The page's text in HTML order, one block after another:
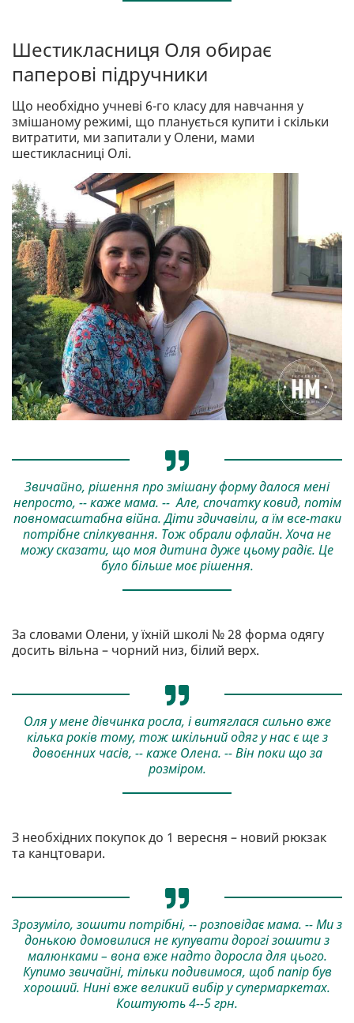
Шестикласниця Оля обирає
паперові підручники
Що необхідно учневі 6-го класу для навчання у
змішаному режимі, що планується купити і скільки
витратити, ми запитали у Олени, мами
шестикласниці Олі.
Звичайно, рішення про змішану форму далося мені
непросто, -- каже мама. -- Але, спочатку ковид, потім
повномасштабна війна. Діти здичавіли, а їм все-таки
потрібне спілкування. Тож обрали офлайн. Хоча не
можу сказати, що моя дитина дуже цьому радіє. Це
було більше моє рішення.
За словами Олени, у їхній школі № 28 форма одягу
досить вільна – чорний низ, білий верх.
Оля у мене дівчинка росла, і витяглася сильно вже
кілька років тому, тож шкільний одяг у нас є ще з
довоєнних часів, -- каже Олена. -- Він поки що за
розміром.
З необхідних покупок до 1 вересня – новий рюкзак
та канцтовари.
Зрозуміло, зошити потрібні, -- розповідає мама. -- Ми з
донькою домовилися не купувати дорогі зошити з
малюнками – вона вже надто доросла для цього.
Купимо звичайні, тільки подивимося, щоб папір був
хороший. Нині вже великий вибір у супермаркетах.
Коштують 4--5 грн.